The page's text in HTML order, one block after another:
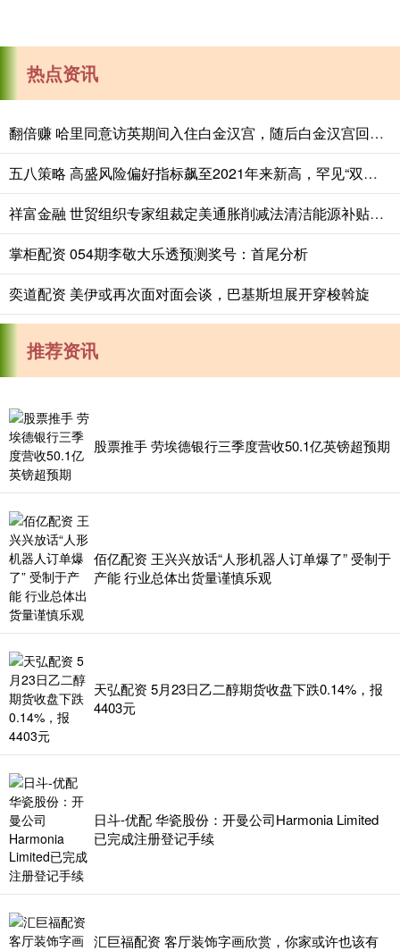
热点资讯
翻倍赚 哈里同意访英期间入住白金汉宫，随后白金汉宫回复：已无可住房间
五八策略 高盛风险偏好指标飙至2021年来新高，罕见“双高”组合26年首现
祥富金融 世贸组织专家组裁定美通胀削减法清洁能源补贴违规
掌柜配资 054期李敬大乐透预测奖号：首尾分析
奕道配资 美伊或再次面对面会谈，巴基斯坦展开穿梭斡旋
推荐资讯
股票推手 劳埃德银行三季度营收50.1亿英镑超预期
佰亿配资 王兴兴放话“人形机器人订单爆了” 受制于
产能 行业总体出货量谨慎乐观
天弘配资 5月23日乙二醇期货收盘下跌0.14%，报
4403元
日斗-优配 华瓷股份：开曼公司Harmonia Limited
已完成注册登记手续
汇巨福配资 客厅装饰字画欣赏，你家或许也该有